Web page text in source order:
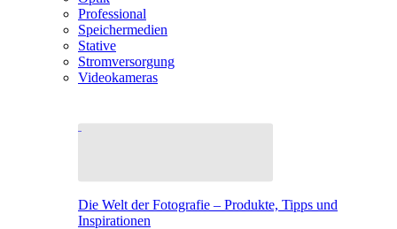
Professional
Speichermedien
Stative
Stromversorgung
Videokameras
Die Welt der Fotografie – Produkte, Tipps und
Inspirationen